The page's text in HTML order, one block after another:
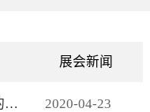
展会新闻
客户比较关注三维旋转清洗喷头的哪些方面 2020-04-23